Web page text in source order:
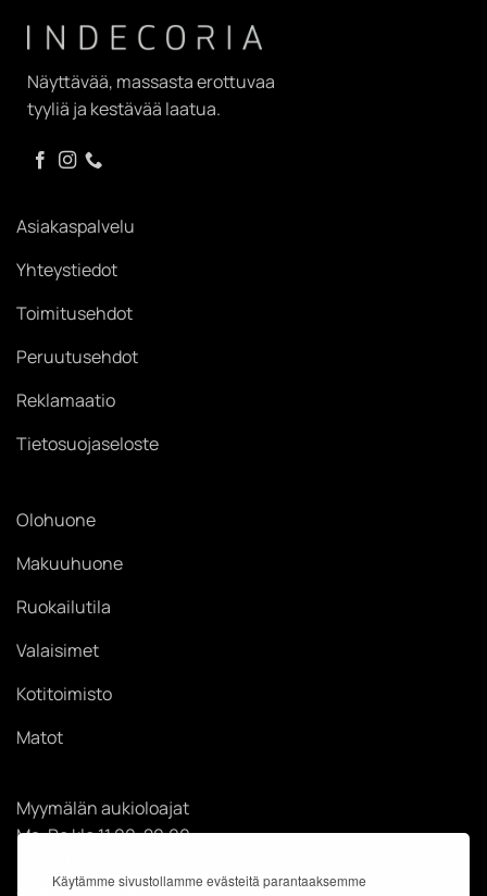
Käytämme sivustollamme evästeitä parantaaksemme
Näyttävää, massasta erottuvaa
tyyliä ja kestävää laatua.
Asiakaspalvelu
Yhteystiedot
Toimitusehdot
Peruutusehdot
Reklamaatio
Tietosuojaseloste
Olohuone
Makuuhuone
Ruokailutila
Valaisimet
Kotitoimisto
Matot
Myymälän aukioloajat
Ma-Pe klo 11.00-20.00
Su klo 12.00-18.00